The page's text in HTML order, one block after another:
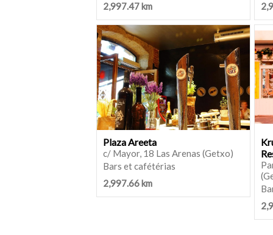
2,997.47 km
Plaza Areeta
c/ Mayor, 18 Las Arenas (Getxo)
Bars et cafétérias
2,997.66 km